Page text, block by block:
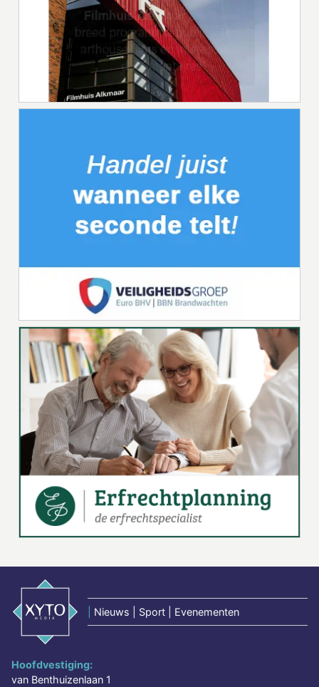
Nieuws | Sport | Evenementen
Hoofdvestiging:
van Benthuizenlaan 1